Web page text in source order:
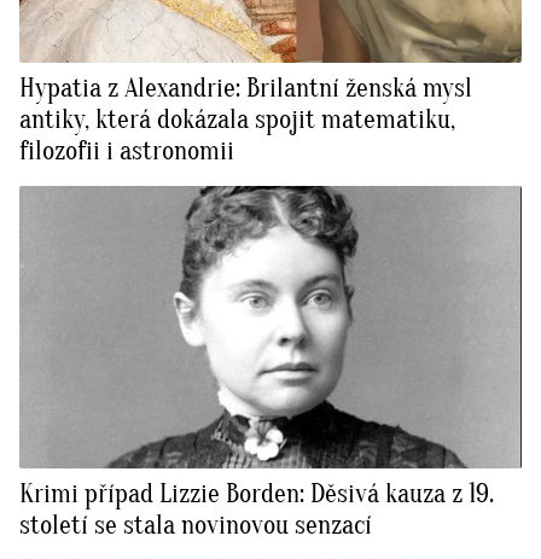
Hypatia z Alexandrie: Brilantní ženská mysl
antiky, která dokázala spojit matematiku,
filozofii i astronomii
Krimi případ Lizzie Borden: Děsivá kauza z 19.
století se stala novinovou senzací